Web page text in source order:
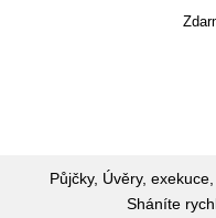
Půjčky, Úvěry,
Sháníte